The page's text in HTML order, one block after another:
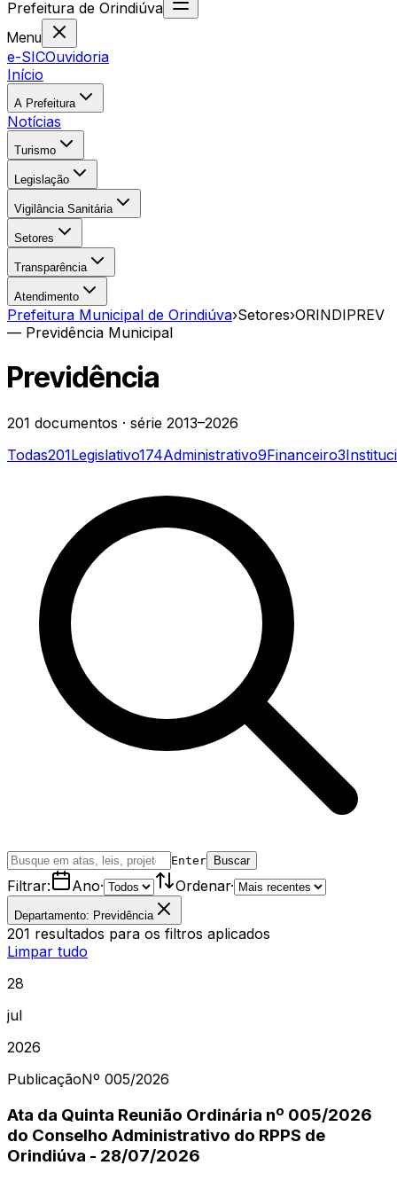
Prefeitura de Orindiúva
Menu
e-SICOuvidoria
Início
A Prefeitura
Notícias
Turismo
Legislação
Vigilância Sanitária
Setores
Transparência
Atendimento
Prefeitura Municipal de Orindiúva›Setores›ORINDIPREV
— Previdência Municipal
Previdência
201 documentos · série 2013–2026
Todas201Legislativo174Administrativo9Financeiro3
Enter Buscar
Filtrar: Ano· Ordenar·
Departamento: Previdência
201 resultados para os filtros aplicados
Limpar tudo
28
jul
2026
PublicaçãoNº 005/2026
Ata da Quinta Reunião Ordinária nº 005/2026
do Conselho Administrativo do RPPS de
Orindiúva - 28/07/2026